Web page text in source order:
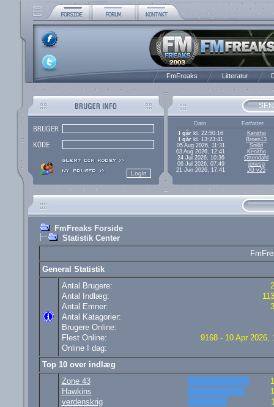
FmFreaks Litteratur
Dato
Forfatter
I gårkl. 22:50:16
Kenitho
I gårkl. 13:23:41
Broen13
05 Aug 2026, 11:31
Snilld
03 Aug 2026, 12:41
Kenitho
24 Jul 2026, 10:36
Ottendahl
06 Jul 2026, 07:49
jonesg
21 Jun 2026, 17:41
JG v25
FmFreaks Forside
Statistik Center
General Statistik
Antal Brugere:
Antal Indlæg:
Antal Emner:
Antal Katagorier:
Brugere Online:
Flest Online:
9168 - 10 Apr 2026,
Online I dag:
Top 10 over indlæg
Zone 43
Hawkins
verdenskrig